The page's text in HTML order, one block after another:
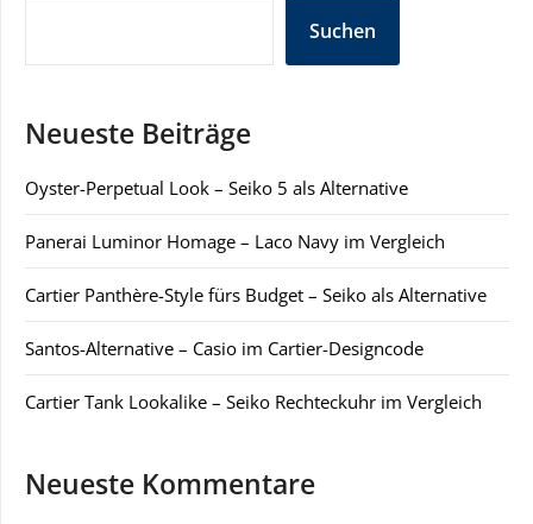
Suchen
Neueste Beiträge
Oyster-Perpetual Look – Seiko 5 als Alternative
Panerai Luminor Homage – Laco Navy im Vergleich
Cartier Panthère-Style fürs Budget – Seiko als Alternative
Santos-Alternative – Casio im Cartier-Designcode
Cartier Tank Lookalike – Seiko Rechteckuhr im Vergleich
Neueste Kommentare